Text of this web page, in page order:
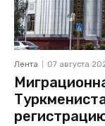
Лента 07 августа